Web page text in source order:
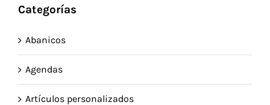
Categorías
Abanicos
Agendas
Artículos personalizados